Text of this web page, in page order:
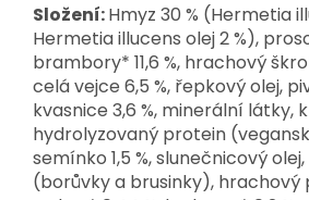
Složení:Hmyz 30 % (Hermetia
Hermetia illucens olej 2 %), proso
brambory* 11,6 %, hrachový
celá vejce 6,5 %, řepkový olej,
kvasnice 3,6 %, minerální látky,
hydrolyzovaný protein
semínko 1,5 %, slunečnicový
(borůvky a brusinky), hrachový